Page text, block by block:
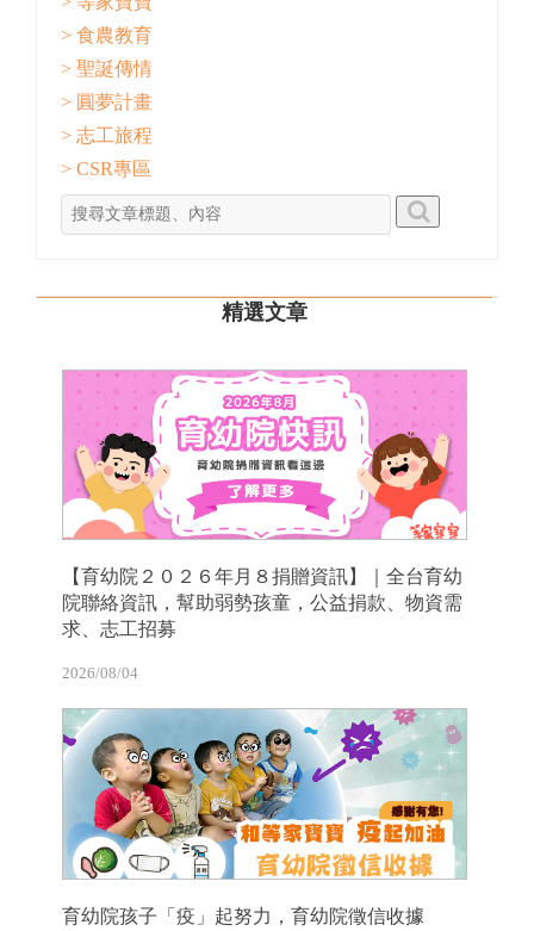
> 食農教育
> 聖誕傳情
> 圓夢計畫
> 志工旅程
> CSR專區
精選文章
【育幼院２０２６年月８捐贈資訊】｜全台育幼
院聯絡資訊，幫助弱勢孩童，公益捐款、物資需
求、志工招募
2026/08/04
育幼院孩子「疫」起努力，育幼院徵信收據